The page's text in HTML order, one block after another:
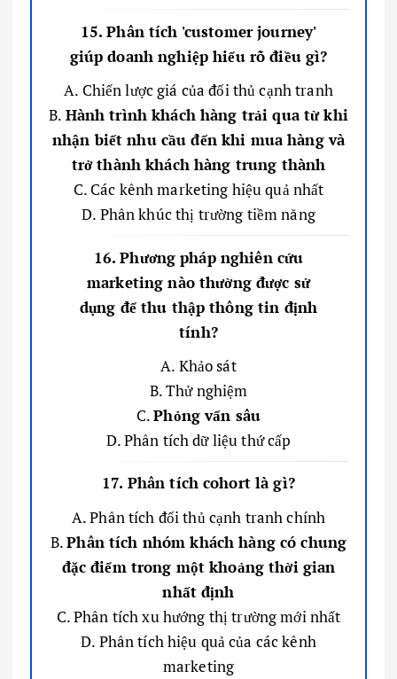
15. Phân tích 'customer journey'
giúp doanh nghiệp hiểu rõ điều gì?
A. Chiến lược giá của đối thủ cạnh tranh
B. Hành trình khách hàng trải qua từ khi
nhận biết nhu cầu đến khi mua hàng và
trở thành khách hàng trung thành
C. Các kênh marketing hiệu quả nhất
D. Phân khúc thị trường tiềm năng
16. Phương pháp nghiên cứu
marketing nào thường được sử
dụng để thu thập thông tin định
tính?
A. Khảo sát
B. Thử nghiệm
C.Phỏng vấn sâu
D. Phân tích dữ liệu thứ cấp
17. Phân tích cohort là gì?
A. Phân tích đối thủ cạnh tranh chính
B.Phân tích nhóm khách hàng có chung
đặc điểm trong một khoảng thời gian
nhất định
C. Phân tích xu hướng thị trường mới nhất
D. Phân tích hiệu quả của các kênh
marketing